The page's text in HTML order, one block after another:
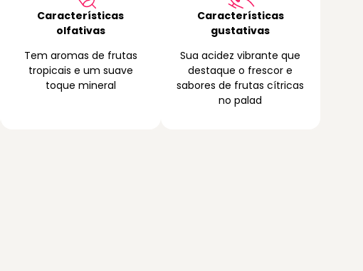
Características
olfativas
Tem aromas de frutas
tropicais e um suave
toque mineral
Características
gustativas
Sua acidez vibrante que
destaque o frescor e
sabores de frutas cítricas
no palad